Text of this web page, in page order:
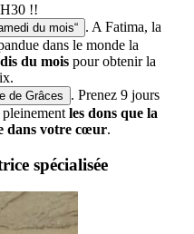
!!
du mois“
. A Fatima, la
dans le monde la
du mois pour obtenir la
de Grâces
. Prenez 9 jours
les dons que la
dans votre cœur.
spécialisée